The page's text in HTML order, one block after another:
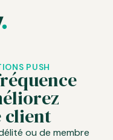
PUSH
client
ou de membre